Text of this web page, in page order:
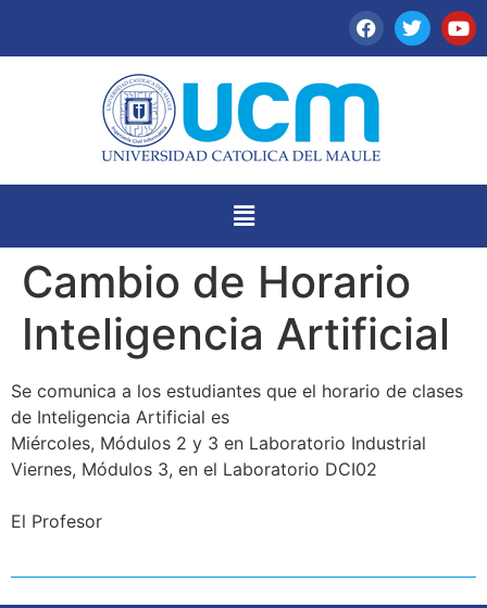
Cambio de Horario
Inteligencia Artificial
Se comunica a los estudiantes que el horario de clases
de Inteligencia Artificial es
Miércoles, Módulos 2 y 3 en Laboratorio Industrial
Viernes, Módulos 3, en el Laboratorio DCI02
El Profesor